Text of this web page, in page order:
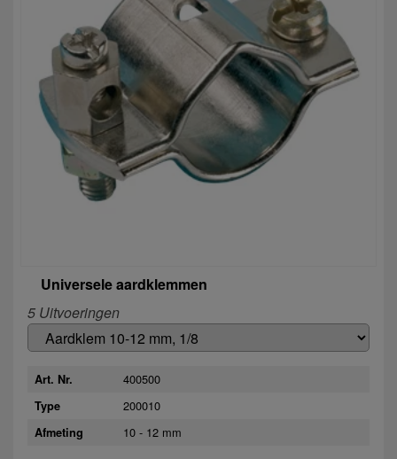
Universele aardklemmen
5 Uitvoeringen
Art. Nr. 400500
Type 200010
Afmeting 10 - 12 mm